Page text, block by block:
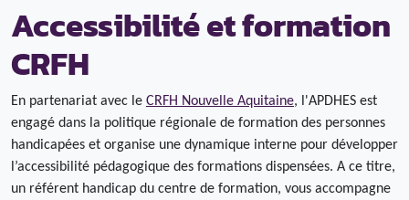
Accessibilité et formation
CRFH
En partenariat avec le CRFH Nouvelle Aquitaine, l'APDHES est
engagé dans la politique régionale de formation des personnes
handicapées et organise une dynamique interne pour développer
l’accessibilité pédagogique des formations dispensées. A ce titre,
un référent handicap du centre de formation, vous accompagne